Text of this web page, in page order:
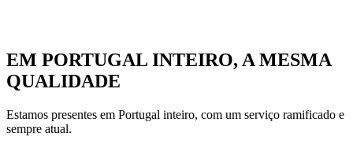
EM PORTUGAL INTEIRO, A MESMA
QUALIDADE
Estamos presentes em Portugal inteiro, com um serviço ramificado e
sempre atual.